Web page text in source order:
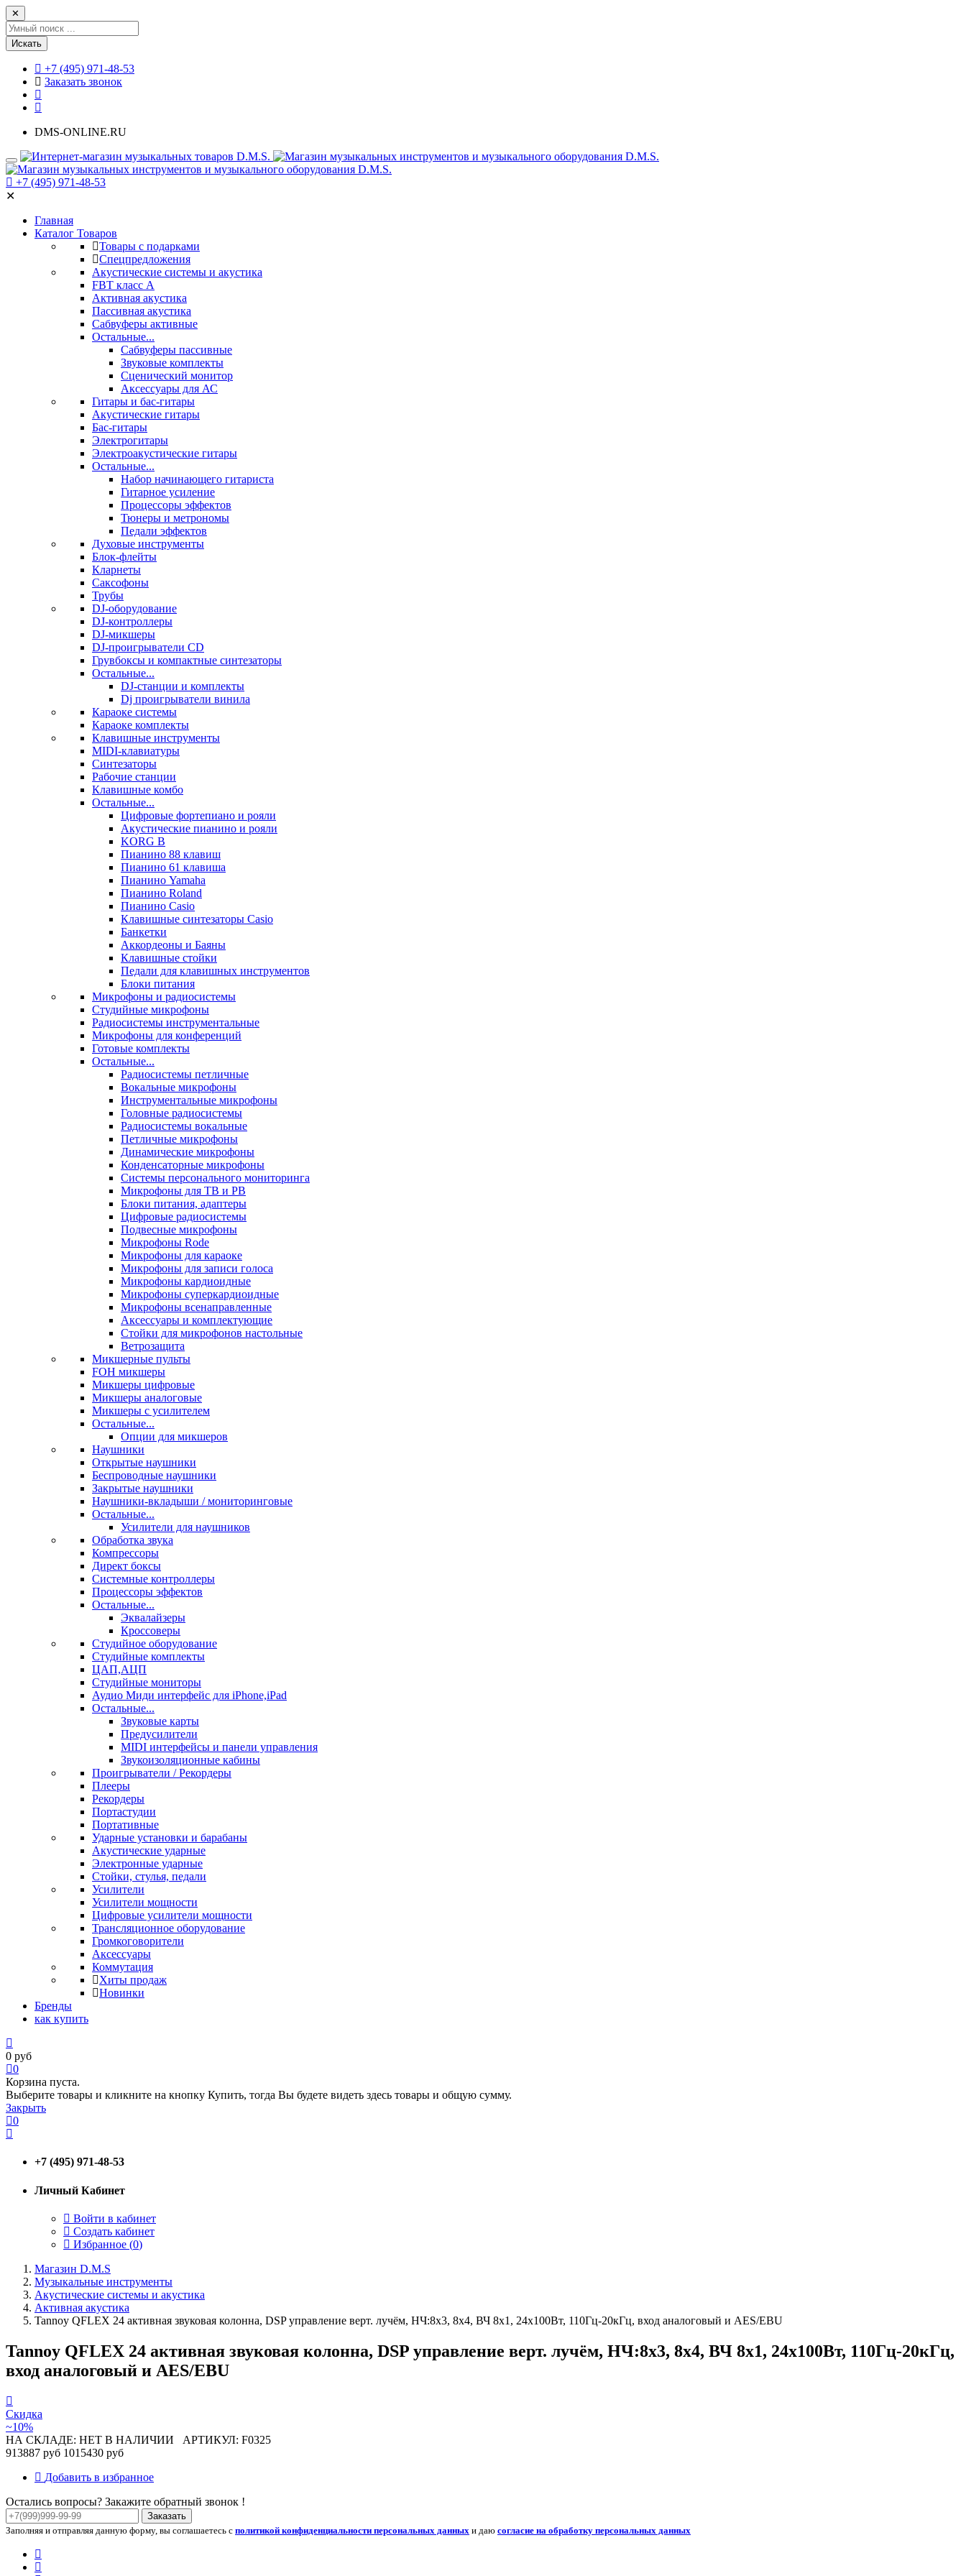
✕
Искать
+7 (495) 971-48-53
Заказать звонок
DMS-ONLINE.RU
+7 (495) 971-48-53
✕
Главная
Каталог Товаров
Товары с подарками
Спецпредложения
Акустические системы и акустика
FBT класс А
Активная акустика
Пассивная акустика
Сабвуферы активные
Остальные...
Сабвуферы пассивные
Звуковые комплекты
Сценический монитор
Аксессуары для АС
Гитары и бас-гитары
Акустические гитары
Бас-гитары
Электрогитары
Электроакустические гитары
Остальные...
Набор начинающего гитариста
Гитарное усиление
Процессоры эффектов
Тюнеры и метрономы
Педали эффектов
Духовые инструменты
Блок-флейты
Кларнеты
Саксофоны
Трубы
DJ-оборудование
DJ-контроллеры
DJ-микшеры
DJ-проигрыватели CD
Грувбоксы и компактные синтезаторы
Остальные...
DJ-станции и комплекты
Dj проигрыватели винила
Караоке системы
Караоке комплекты
Клавишные инструменты
MIDI-клавиатуры
Синтезаторы
Рабочие станции
Клавишные комбо
Остальные...
Цифровые фортепиано и рояли
Акустические пианино и рояли
KORG B
Пианино 88 клавиш
Пианино 61 клавиша
Пианино Yamaha
Пианино Roland
Пианино Casio
Клавишные синтезаторы Casio
Банкетки
Аккордеоны и Баяны
Клавишные стойки
Педали для клавишных инструментов
Блоки питания
Микрофоны и радиосистемы
Студийные микрофоны
Радиосистемы инструментальные
Микрофоны для конференций
Готовые комплекты
Остальные...
Радиосистемы петличные
Вокальные микрофоны
Инструментальные микрофоны
Головные радиосистемы
Радиосистемы вокальные
Петличные микрофоны
Динамические микрофоны
Конденсаторные микрофоны
Системы персонального мониторинга
Микрофоны для ТВ и РВ
Блоки питания, адаптеры
Цифровые радиосистемы
Подвесные микрофоны
Микрофоны Rode
Микрофоны для караоке
Микрофоны для записи голоса
Микрофоны кардиоидные
Микрофоны суперкардиоидные
Микрофоны всенаправленные
Аксессуары и комплектующие
Стойки для микрофонов настольные
Ветрозащита
Микшерные пульты
FOH микшеры
Микшеры цифровые
Микшеры аналоговые
Микшеры с усилителем
Остальные...
Опции для микшеров
Наушники
Открытые наушники
Беспроводные наушники
Закрытые наушники
Наушники-вкладыши / мониторинговые
Остальные...
Усилители для наушников
Обработка звука
Компрессоры
Директ боксы
Системные контроллеры
Процессоры эффектов
Остальные...
Эквалайзеры
Кроссоверы
Студийное оборудование
Студийные комплекты
ЦАП,АЦП
Студийные мониторы
Аудио Миди интерфейс для iPhone,iPad
Остальные...
Звуковые карты
Предусилители
MIDI интерфейсы и панели управления
Звукоизоляционные кабины
Проигрыватели / Рекордеры
Плееры
Рекордеры
Портастудии
Портативные
Ударные установки и барабаны
Акустические ударные
Электронные ударные
Стойки, стулья, педали
Усилители
Усилители мощности
Цифровые усилители мощности
Трансляционное оборудование
Громкоговорители
Аксессуары
Коммутация
Хиты продаж
Новинки
Бренды
как купить
0 руб
0
Корзина пуста.
Выберите товары и кликните на кнопку Купить, тогда Вы будете видеть здесь товары и общую сумму.
Закрыть
0
+7 (495) 971-48-53
Личный Кабинет
Войти в кабинет
Создать кабинет
Избранное (0)
Магазин D.M.S
Музыкальные инструменты
Акустические системы и акустика
Активная акустика
Tannoy QFLEX 24 активная звуковая колонна, DSP управление верт. лучём, НЧ:8х3, 8x4, ВЧ 8x1, 24х100Вт, 110Гц-20кГц, вход аналоговый и AES/EBU
Tannoy QFLEX 24 активная звуковая колонна, DSP управление верт. лучём, НЧ:8х3, 8x4, ВЧ 8x1, 24х100Вт, 110Гц-20кГц,
вход аналоговый и AES/EBU
Скидка
~10%
НА СКЛАДЕ: НЕТ В НАЛИЧИИ АРТИКУЛ: F0325
913887 руб 1015430 руб
Добавить в избранное
Остались вопросы? Закажите обратный звонок !
Заказать
Заполняя и отправляя данную форму, вы соглашаетесь с политикой конфиденциальности персональных данных и даю согласие на обработку персональных данных